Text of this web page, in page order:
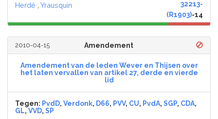
Herdé Yrausquin
32213-
(R1903)-14
2010-04-15 Amendement
Amendement van de leden Wever en Thijsen over
het laten vervallen van artikel 27, derde en vierde
lid
Tegen: PvdD, Verdonk, D66, PVV, CU, PvdA, SGP, CDA,
GL, VVD, SP